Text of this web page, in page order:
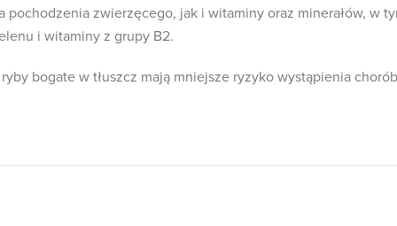
pochodzenia zwierzęcego, jak i witaminy oraz minerałów, w
i witaminy z grupy B2.
bogate w tłuszcz mają mniejsze ryzyko wystąpienia chorób